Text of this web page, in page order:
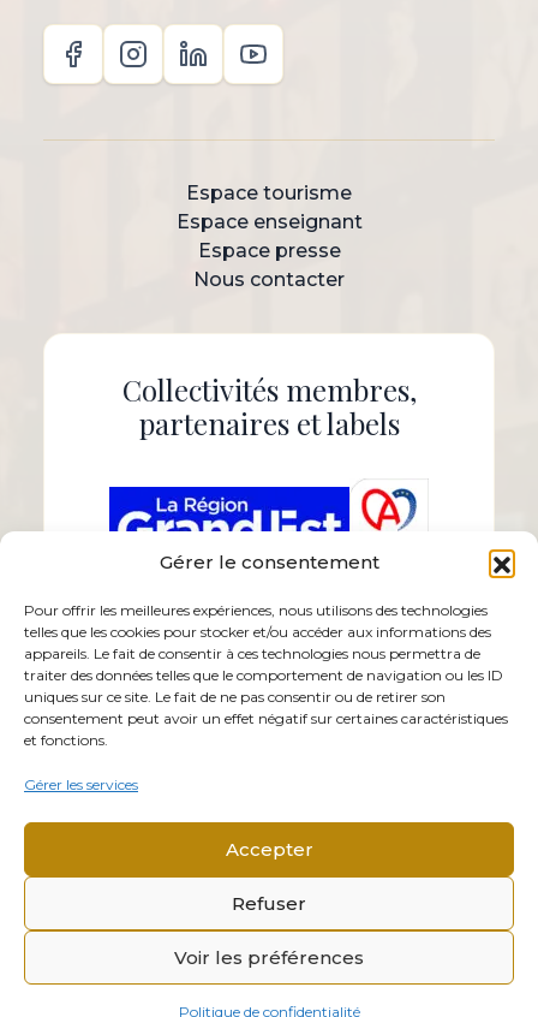
Gérer le consentement
Pour offrir les meilleures expériences, nous utilisons des technologies
telles que les cookies pour stocker et/ou accéder aux informations des
appareils. Le fait de consentir à ces technologies nous permettra de
traiter des données telles que le comportement de navigation ou les ID
uniques sur ce site. Le fait de ne pas consentir ou de retirer son
consentement peut avoir un effet négatif sur certaines caractéristiques
et fonctions.
Gérer les services
Accepter
Refuser
Voir les préférences
Politique de confidentialité
Espace tourisme
Espace enseignant
Espace presse
Nous contacter
Collectivités membres,
partenaires et labels
© 2026 Mémorial Alsace-Moselle. Tous droits réservés.
Mentions légales